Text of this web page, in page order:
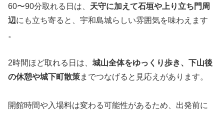
60〜90分取れる日は、 天守に加えて石垣や上り立ち門周
辺にも立ち寄ると、宇和島城らしい雰囲気を味わえます
。
2時間ほど取れる日は、 城山全体をゆっくり歩き、下山後
の休憩や城下町散策までつなげると見応えがあります。
開館時間や入場料は変わる可能性があるため、出発前に